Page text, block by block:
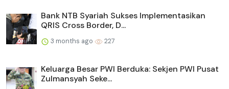
Bank NTB Syariah Sukses Implementasikan
QRIS Cross Border, D...
3 months ago 227
Keluarga Besar PWI Berduka: Sekjen PWI Pusat
Zulmansyah Seke...